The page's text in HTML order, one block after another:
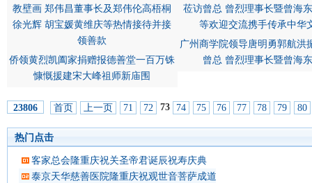
侨领黄烈凯阖家捐赠报德善堂一百万铢
慷慨援建宋大峰祖师新庙围
广州商学院领导唐明勇郭航洪
曾总 曾烈理事长暨曾海
23806 首页 上一页 71 72 73 74 75 76 77 78 79 80
热门点击
客家总会隆重庆祝关圣帝君诞辰祝寿庆典
泰京天华慈善医院隆重庆祝观世音菩萨成道吉日延僧诵经祈福